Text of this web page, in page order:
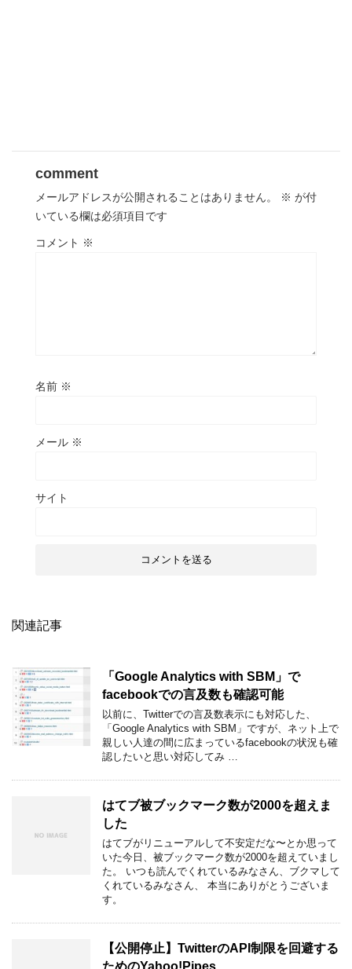
comment
メールアドレスが公開されることはありません。 ※ が付
いている欄は必須項目です
コメント ※
名前 ※
メール ※
サイト
関連記事
「Google Analytics with SBM」で
facebookでの言及数も確認可能
以前に、Twitterでの言及数表示にも対応した、
「Google Analytics with SBM」ですが、ネット上で
親しい人達の間に広まっているfacebookの状況も確
認したいと思い対応してみ …
はてブ被ブックマーク数が2000を超えま
した
はてブがリニューアルして不安定だな〜とか思って
いた今日、被ブックマーク数が2000を超えていまし
た。 いつも読んでくれているみなさん、ブクマして
くれているみなさん、 本当にありがとうございま
す。
【公開停止】TwitterのAPI制限を回避する
ためのYahoo!Pipes